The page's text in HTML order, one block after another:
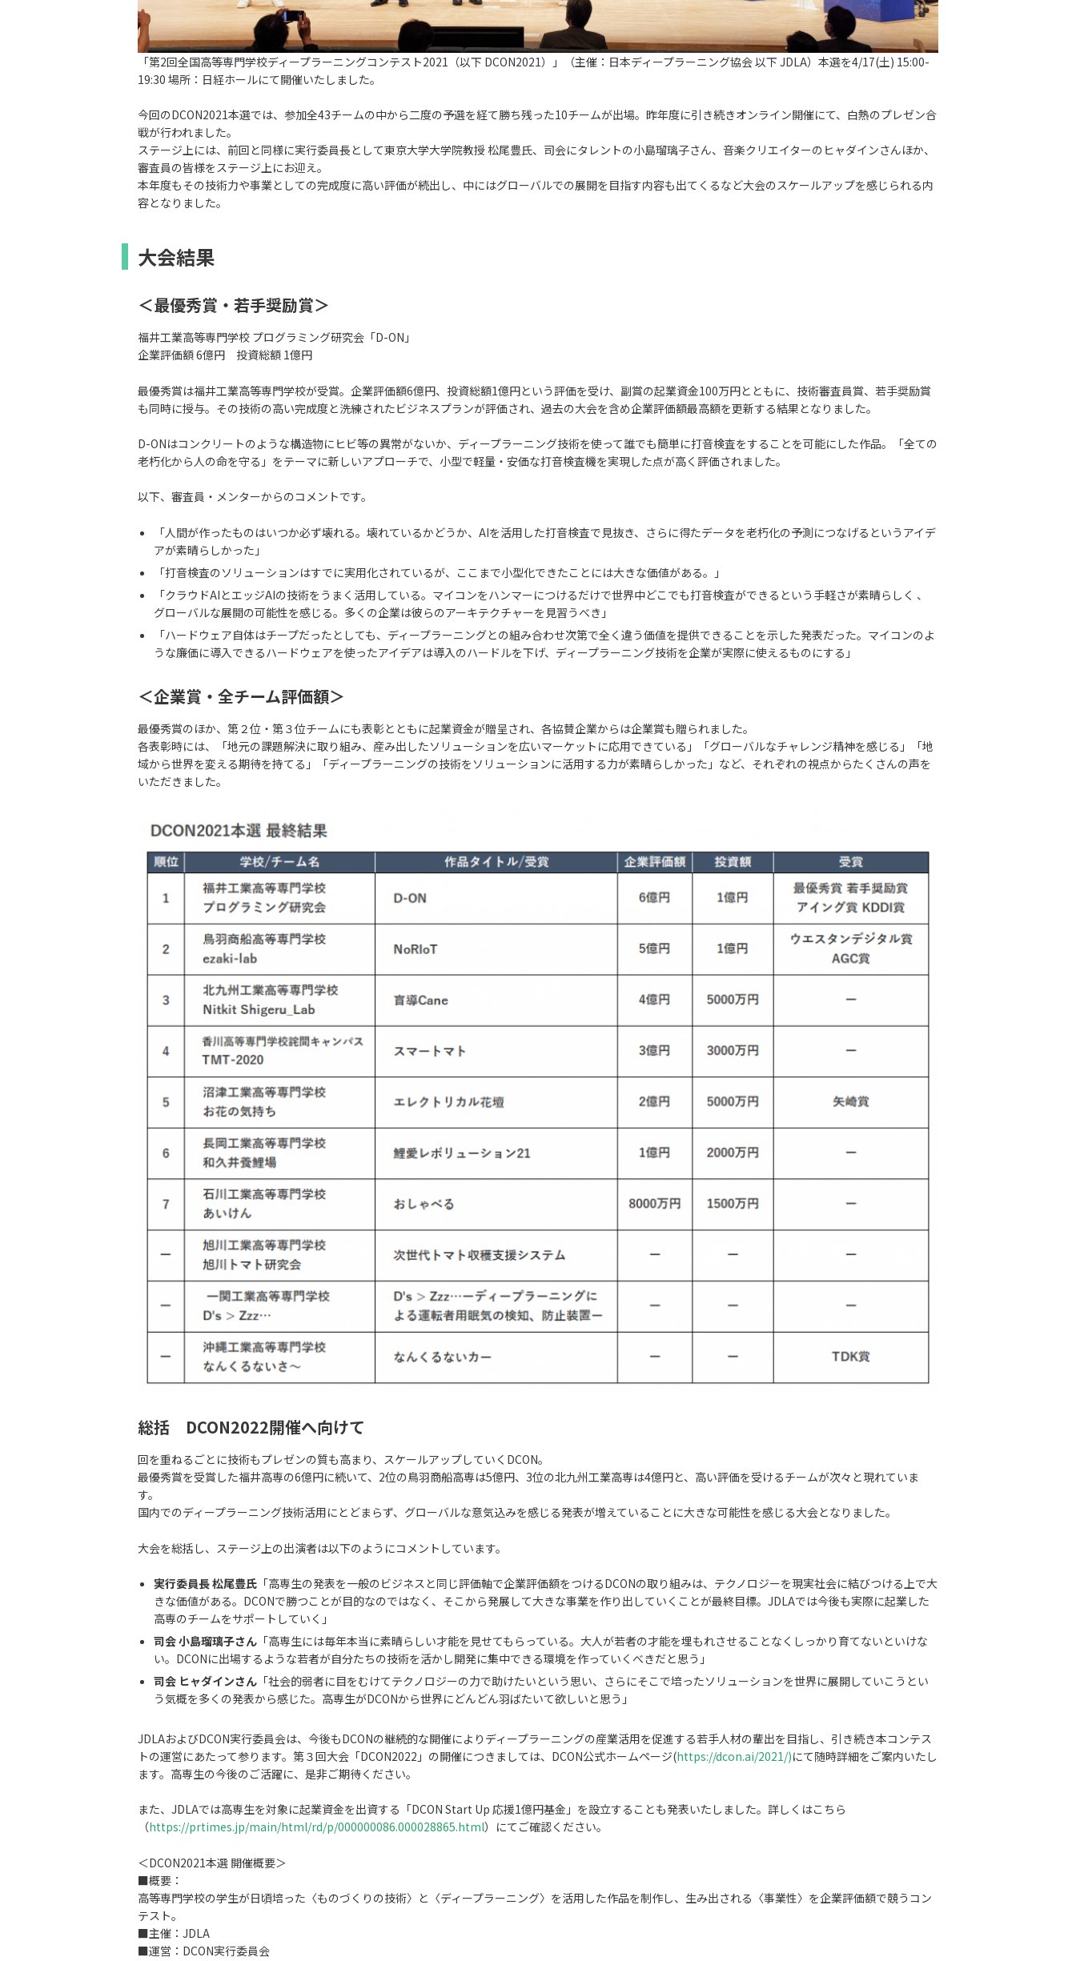
「第2回全国高等専門学校ディープラーニングコンテスト2021（以下 DCON2021）」（主催：日本ディープラーニング協会 以下 JDLA）本選を4/17(土) 15:00-
19:30 場所：日経ホールにて開催いたしました。
今回のDCON2021本選では、参加全43チームの中から二度の予選を経て勝ち残った10チームが出場。昨年度に引き続きオンライン開催にて、白熱のプレゼン合
戦が行われました。
ステージ上には、前回と同様に実行委員長として東京大学大学院教授 松尾豊氏、司会にタレントの小島瑠璃子さん、音楽クリエイターのヒャダインさんほか、
審査員の皆様をステージ上にお迎え。
本年度もその技術力や事業としての完成度に高い評価が続出し、中にはグローバルでの展開を目指す内容も出てくるなど大会のスケールアップを感じられる内
容となりました。
大会結果
＜最優秀賞・若手奨励賞＞
福井工業高等専門学校 プログラミング研究会「D-ON」
企業評価額 6億円 投資総額 1億円
最優秀賞は福井工業高等専門学校が受賞。企業評価額6億円、投資総額1億円という評価を受け、副賞の起業資金100万円とともに、技術審査員賞、若手奨励賞
も同時に授与。その技術の高い完成度と洗練されたビジネスプランが評価され、過去の大会を含め企業評価額最高額を更新する結果となりました。
D-ONはコンクリートのような構造物にヒビ等の異常がないか、ディープラーニング技術を使って誰でも簡単に打音検査をすることを可能にした作品。「全ての
老朽化から人の命を守る」をテーマに新しいアプローチで、小型で軽量・安価な打音検査機を実現した点が高く評価されました。
以下、審査員・メンターからのコメントです。
「人間が作ったものはいつか必ず壊れる。壊れているかどうか、AIを活用した打音検査で見抜き、さらに得たデータを老朽化の予測につなげるというアイデ
アが素晴らしかった」
「打音検査のソリューションはすでに実用化されているが、ここまで小型化できたことには大きな価値がある。」
「クラウドAIとエッジAIの技術をうまく活用している。マイコンをハンマーにつけるだけで世界中どこでも打音検査ができるという手軽さが素晴らしく 、
グローバルな展開の可能性を感じる。多くの企業は彼らのアーキテクチャーを見習うべき」
「ハードウェア自体はチープだったとしても、ディープラーニングとの組み合わせ次第で全く違う価値を提供できることを示した発表だった。マイコンのよ
うな廉価に導入できるハードウェアを使ったアイデアは導入のハードルを下げ、ディープラーニング技術を企業が実際に使えるものにする」
＜企業賞・全チーム評価額＞
最優秀賞のほか、第２位・第３位チームにも表彰とともに起業資金が贈呈され、各協賛企業からは企業賞も贈られました。
各表彰時には、「地元の課題解決に取り組み、産み出したソリューションを広いマーケットに応用できている」「グローバルなチャレンジ精神を感じる」「地
域から世界を変える期待を持てる」「ディープラーニングの技術をソリューションに活用する力が素晴らしかった」など、それぞれの視点からたくさんの声を
いただきました。
総括 DCON2022開催へ向けて
回を重ねるごとに技術もプレゼンの質も高まり、スケールアップしていくDCON。
最優秀賞を受賞した福井高専の6億円に続いて、2位の鳥羽商船高専は5億円、3位の北九州工業高専は4億円と、高い評価を受けるチームが次々と現れていま
す。
国内でのディープラーニング技術活用にとどまらず、グローバルな意気込みを感じる発表が増えていることに大きな可能性を感じる大会となりました。
大会を総括し、ステージ上の出演者は以下のようにコメントしています。
実行委員長 松尾豊氏 「高専生の発表を一般のビジネスと同じ評価軸で企業評価額をつけるDCONの取り組みは、テクノロジーを現実社会に結びつける上で大
きな価値がある。DCONで勝つことが目的なのではなく、そこから発展して大きな事業を作り出していくことが最終目標。JDLAでは今後も実際に起業した
高専のチームをサポートしていく」
司会 小島瑠璃子さん 「高専生には毎年本当に素晴らしい才能を見せてもらっている。大人が若者の才能を埋もれさせることなくしっかり育てないといけな
い。DCONに出場するような若者が自分たちの技術を活かし開発に集中できる環境を作っていくべきだと思う」
司会 ヒャダインさん 「社会的弱者に目をむけてテクノロジーの力で助けたいという思い、さらにそこで培ったソリューションを世界に展開していこうとい
う気概を多くの発表から感じた。高専生がDCONから世界にどんどん羽ばたいて欲しいと思う」
JDLAおよびDCON実行委員会は、今後もDCONの継続的な開催によりディープラーニングの産業活用を促進する若手人材の輩出を目指し、引き続き本コンテス
トの運営にあたって参ります。第３回大会「DCON2022」の開催につきましては、DCON公式ホームページ(https://dcon.ai/2021/)にて随時詳細をご案内いたし
ます。高専生の今後のご活躍に、是非ご期待ください。
また、JDLAでは高専生を対象に起業資金を出資する「DCON Start Up 応援1億円基金」を設立することも発表いたしました。詳しくはこちら
（https://prtimes.jp/main/html/rd/p/000000086.000028865.html）にてご確認ください。
＜DCON2021本選 開催概要＞
■概要：
高等専門学校の学生が日頃培った〈ものづくりの技術〉と〈ディープラーニング〉を活用した作品を制作し、生み出される〈事業性〉を企業評価額で競うコン
テスト。
■主催：JDLA
■運営：DCON実行委員会